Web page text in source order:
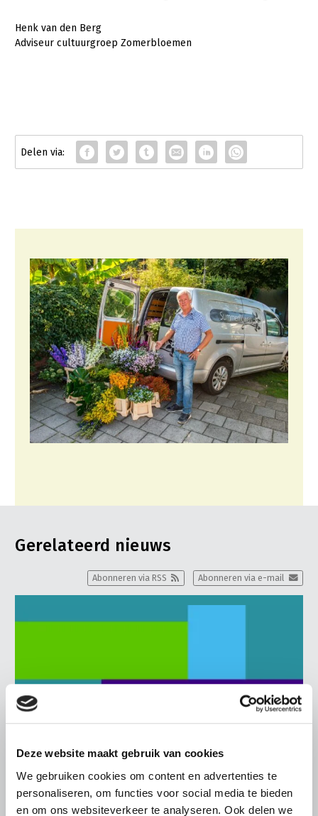
Deze website maakt gebruik van cookies
We gebruiken cookies om content en advertenties te
personaliseren, om functies voor social media te bieden
en om ons websiteverkeer te analyseren. Ook delen we
Henk van den Berg
Adviseur cultuurgroep Zomerbloemen
Gerelateerd nieuws
Abonneren via e-mail
Abonneren via RSS